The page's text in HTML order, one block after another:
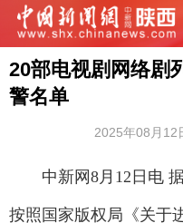
20部电视剧网络剧
警名单
2025年08月12
中新网8月12日电 据
按照国家版权局《关于